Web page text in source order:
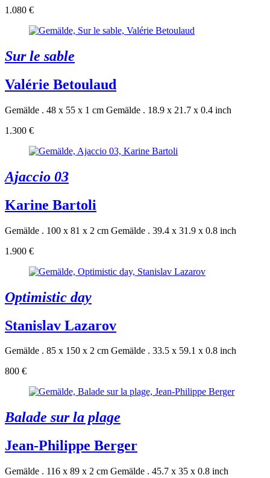
1.080 €
Sur le sable
Valérie Betoulaud
Gemälde . 48 x 55 x 1 cm Gemälde . 18.9 x 21.7 x 0.4 inch
1.300 €
Ajaccio 03
Karine Bartoli
Gemälde . 100 x 81 x 2 cm Gemälde . 39.4 x 31.9 x 0.8 inch
1.900 €
Optimistic day
Stanislav Lazarov
Gemälde . 85 x 150 x 2 cm Gemälde . 33.5 x 59.1 x 0.8 inch
800 €
Balade sur la plage
Jean-Philippe Berger
Gemälde . 116 x 89 x 2 cm Gemälde . 45.7 x 35 x 0.8 inch